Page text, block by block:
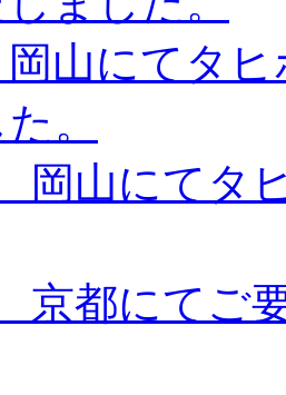
山にてタヒ
。
岡山にてタ
京都にてご